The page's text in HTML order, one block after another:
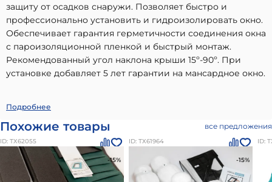
защиту от осадков снаружи. Позволяет быстро и
профессионально установить и гидроизолировать окно.
Обеспечивает гарантия герметичности соединения окна
с пароизоляционной пленкой и быстрый монтаж.
Рекомендованный угол наклона крыши 15º-90º. При
установке добавляет 5 лет гарантии на мансардное окно.
Гидро-пароизоляция с холлофайбером XDK-RU
идеально подходящий для использования в частном
малоэтажном строительстве. Наши материалы бренда
Оклады и продукция для монтажа мансардных окон
Факро отличаются долговечностью, надежностью и
Подробнее
Похожие товары все предложения
ID: ТХ62055
-15%
ID: ТХ61964
-15%
ID: